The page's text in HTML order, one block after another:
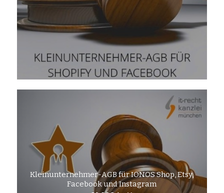
Kleinunternehmer-AGB für IONOS Shop, Etsy,
Facebook und Instagram